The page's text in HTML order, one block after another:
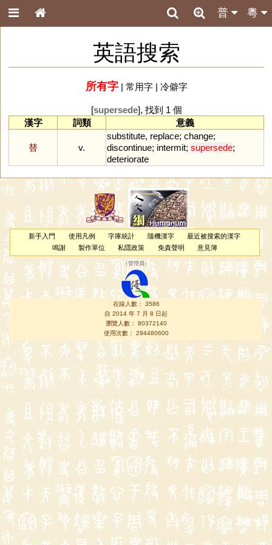
粵
普
英語搜索
所有字| 常用字| 冷僻字
[supersede], 找到 1 個
漢字
詞類 意義
替 v.
substitute, replace; change;
discontinue; intermit; supersede;
deteriorate
新手入門 使用凡例 字庫統計 隨機漢字
最近被搜索的漢字
鳴謝
製作單位 私隱政策 免責聲明 意見簿
（管理員 ）
在線人數： 3586
自 2014 年 7 月 8 日起
瀏覽人數： 80372140
使用次數： 294480600